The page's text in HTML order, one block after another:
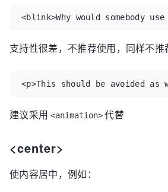
<blink>Why would somebody
支持性很差，不推荐使用，同样不
<p>This should be avoided as
建议采用 <animation> 代替
<center>
使内容居中，例如：